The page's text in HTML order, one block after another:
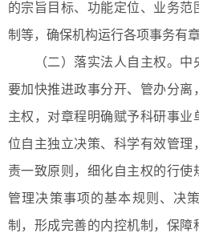
的宗旨目标、功能定位、业务
制等，确保机构运行各项事务有章
（二）落实法人自主权。中
要加快推进政事分开、管办分离
主权，对章程明确赋予科研事
位自主独立决策、科学有效管理
责一致原则，细化自主权的行使
管理决策事项的基本规则、决
制，形成完善的内控机制，保障